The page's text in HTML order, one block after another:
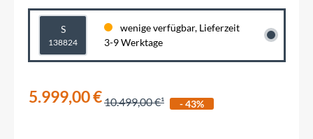
S
138824
wenige verfügbar, Lieferzeit
3-9 Werktage
5.999,00 €10.499,00 € - 43%